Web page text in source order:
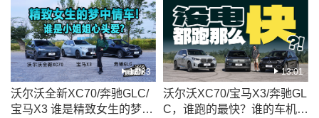
13:33
沃尔沃全新XC70/奔驰GLC/
宝马X3 谁是精致女生的梦中
13:01
沃尔沃XC70/宝马X3/奔驰GL
C，谁跑的最快？谁的车机最